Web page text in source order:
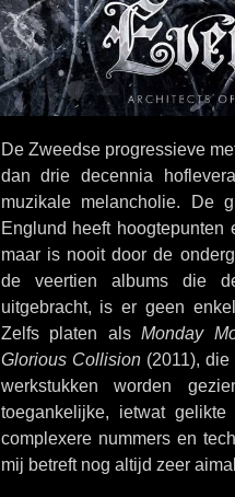
De Zweedse progressieve
dan drie decennia
muzikale melancholie. De
Englund heeft hoogtepunten
maar is nooit door de
de veertien albums die
uitgebracht, is er geen
Zelfs platen alsMonday
Glorious Collision(2011), die
werkstukken worden
toegankelijke, ietwat
complexere nummers en
mij betreft nog altijd zeer